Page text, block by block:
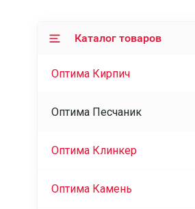
Каталог товаров
Оптима Кирпич
Оптима Песчаник
Оптима Клинкер
Оптима Камень